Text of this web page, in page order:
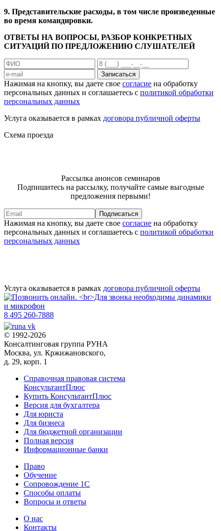
9. Представительские расходы, в том числе произведенные
во время командировки.
ОТВЕТЫ НА ВОПРОСЫ, РАЗБОР КОНКРЕТНЫХ
СИТУАЦИЙ ПО ПРЕДЛОЖЕНИЮ СЛУШАТЕЛЕЙ
Записаться
Нажимая на кнопку, вы даете свое согласие на обработку
персональных данных и соглашаетесь с политикой обработки
персональных данных
Услуга оказывается в рамках договора публичной оферты
Схема проезда
Рассылка анонсов семинаров
Подпишитесь на рассылку, получайте самые выгодные
предложения первыми!
Подписаться
Нажимая на кнопку, вы даете свое согласие на обработку
персональных данных и соглашаетесь с политикой обработки
персональных данных
Услуга оказывается в рамках договора публичной оферты
8 495 260-7888
© 1992-2026
Консалтинговая группа РУНА
Москва, ул. Кржижановского,
д. 29, корп. 1
Справочная правовая система
КонсультантПлюс
Купить КонсультантПлюс
Версия для бухгалтера
Для юриста
Для бизнеса
Для бюджетной организации
Полная версия
Информационные банки
Право
Обучение
Сопровождение 1С
Способы оплаты
Вопросы и ответы
О нас
Контакты